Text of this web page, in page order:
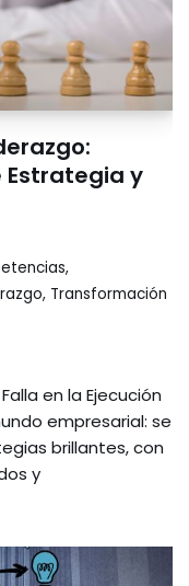
Estrategia y
,
, Transformación
en la Ejecución
empresarial: se
brillantes, con
y